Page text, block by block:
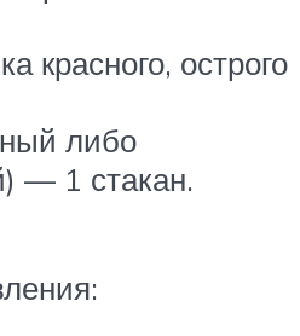
красного, острого
либо
— 1 стакан.